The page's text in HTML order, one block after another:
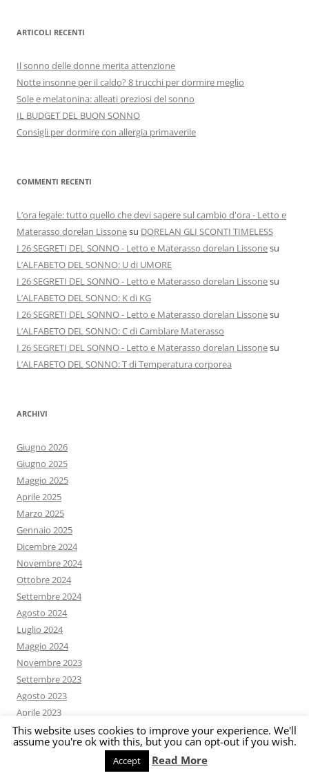
ARTICOLI RECENTI
Il sonno delle donne merita attenzione
Notte insonne per il caldo? 8 trucchi per dormire meglio
Sole e melatonina: alleati preziosi del sonno
IL BUDGET DEL BUON SONNO
Consigli per dormire con allergia primaverile
COMMENTI RECENTI
L’ora legale: tutto quello che devi sapere sul cambio d'ora - Letto e
Materasso dorelan Lissonesu DORELAN GLI SCONTI TIMELESS
I 26 SEGRETI DEL SONNO - Letto e Materasso dorelan Lissonesu
L’ALFABETO DEL SONNO: U di UMORE
I 26 SEGRETI DEL SONNO - Letto e Materasso dorelan Lissonesu
L’ALFABETO DEL SONNO: K di KG
I 26 SEGRETI DEL SONNO - Letto e Materasso dorelan Lissonesu
L’ALFABETO DEL SONNO: C di Cambiare Materasso
I 26 SEGRETI DEL SONNO - Letto e Materasso dorelan Lissonesu
L’ALFABETO DEL SONNO: T di Temperatura corporea
ARCHIVI
Giugno 2026
Giugno 2025
Maggio 2025
Aprile 2025
Marzo 2025
Gennaio 2025
Dicembre 2024
Novembre 2024
Ottobre 2024
Settembre 2024
Agosto 2024
Luglio 2024
Maggio 2024
Novembre 2023
Settembre 2023
Agosto 2023
Aprile 2023
Febbraio 2022
Gennaio 2022
This website uses cookies to improve your experience. We'll
assume you're ok with this, but you can opt-out if you wish.
Accept Read More